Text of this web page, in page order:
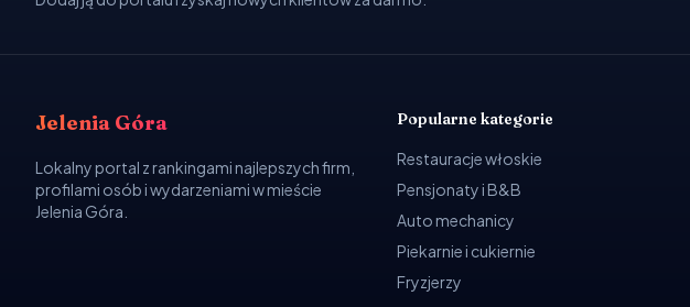
Jelenia Góra
Lokalny portal z rankingami najlepszych firm,
profilami osób i wydarzeniami w mieście
Jelenia Góra.
Popularne kategorie
Restauracje włoskie
Pensjonaty i B&B
Auto mechanicy
Piekarnie i cukiernie
Fryzjerzy